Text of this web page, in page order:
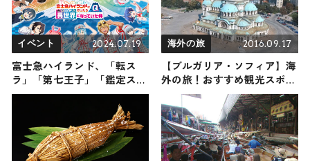
イベント 2024.07.19
富士急ハイランド、「転ス
ラ」「第七王子」「鑑定スキ
ル」など異世界系アニメ5作
海外の旅 2016.09.17
【ブルガリア・ソフィア】海
外の旅！おすすめ観光スポッ
トやグルメをリポート